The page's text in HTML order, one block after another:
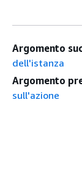
Argomento
dell'istanza
Argomento
sull'azione